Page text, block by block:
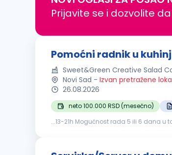
Prijavite se i dozvolite
Pomoćni radnik u
Sweet&Green Creative Salad
Novi Sad - Izvan pretražene
26.08.2026
neto 100.000 RSD (mesečno)
...13-21h Mogućnost rada 5 ili 6 dana u